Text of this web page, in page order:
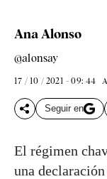
Ana Alonso
@alonsay
17 / 10 / 2021 - 09: 44
Seguir en
El régimen
una